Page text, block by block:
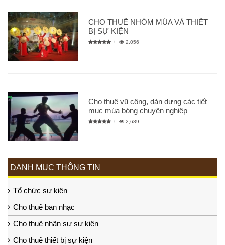
CHO THUÊ NHÓM MÚA VÀ THIẾT
BỊ SỰ KIỆN
2,056
Cho thuê vũ công, dàn dựng các tiết
mục múa bóng chuyên nghiệp
2,689
DANH MỤC THÔNG TIN
Tổ chức sự kiện
Cho thuê ban nhạc
Cho thuê nhân sự sự kiện
Cho thuê thiết bị sự kiện